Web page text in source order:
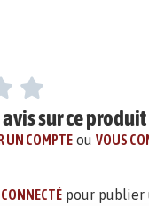
sur ce produit
UN COMPTE ouVOUS
CONNECTÉ pour publier